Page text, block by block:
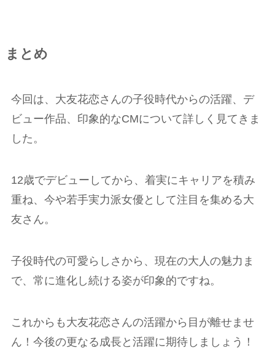
まとめ
今回は、大友花恋さんの子役時代からの活躍、デ
ビュー作品、印象的なCMについて詳しく見てきま
した。
12歳でデビューしてから、着実にキャリアを積み
重ね、今や若手実力派女優として注目を集める大
友さん。
子役時代の可愛らしさから、現在の大人の魅力ま
で、常に進化し続ける姿が印象的ですね。
これからも大友花恋さんの活躍から目が離せませ
ん！今後の更なる成長と活躍に期待しましょう！